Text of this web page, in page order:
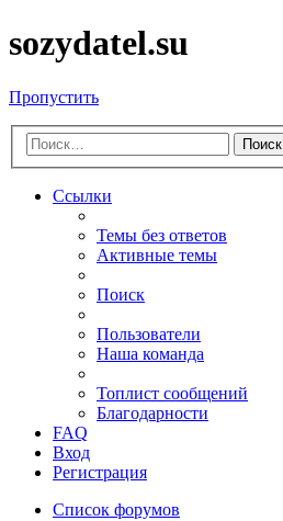
sozydatel.su
Пропустить
Поиск
Ссылки
Темы без ответов
Активные темы
Поиск
Пользователи
Наша команда
Топлист сообщений
Благодарности
FAQ
Вход
Регистрация
Список форумов